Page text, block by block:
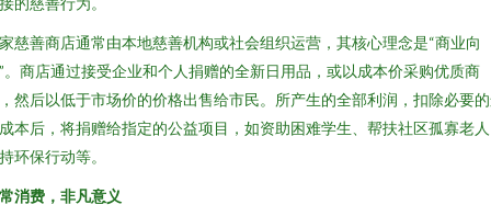
慈善商店通常由本地慈善机构或社会组织运营，其核心理念是“商业向
。商店通过接受企业和个人捐赠的全新日用品，或以成本价采购优质商
然后以低于市场价的价格出售给市民。所产生的全部利润，扣除必要
本后，将捐赠给指定的公益项目，如资助困难学生、帮扶社区孤寡老
环保行动等。
消费，非凡意义